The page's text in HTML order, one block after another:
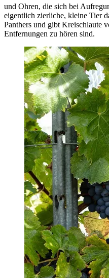
und Ohren, die sich bei
eigentlich zierliche, kleine Tier
Panthers und gibt Kreischlaute
Entfernungen zu hören sind.